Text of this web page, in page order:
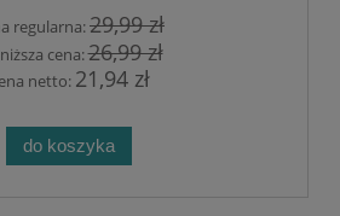
regularna:29,99 zł
cena:26,99 zł
netto: 21,94 zł
do koszyka